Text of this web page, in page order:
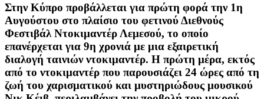
Στην Κύπρο προβάλλεται για πρώτη φορά την 1η
Αυγούστου στο πλαίσιο του φετινού Διεθνούς
Φεστιβάλ Ντοκιμαντέρ Λεμεσού, το οποίο
επανέρχεται για 9η χρονιά με μια εξαιρετική
διαλογή ταινιών ντοκιμαντέρ. Η πρώτη μέρα, εκτός
από το ντοκιμαντέρ που παρουσιάζει 24 ώρες από τη
ζωή του χαρισματικού και μυστηριώδους μουσικού